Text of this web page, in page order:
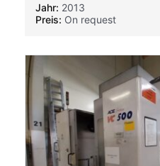
Jahr: 2013
Preis: On request